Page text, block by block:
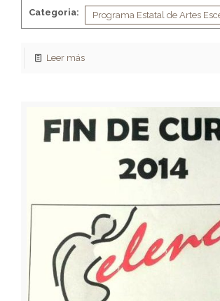
Categoria:
Programa Estatal de Artes
Leer más